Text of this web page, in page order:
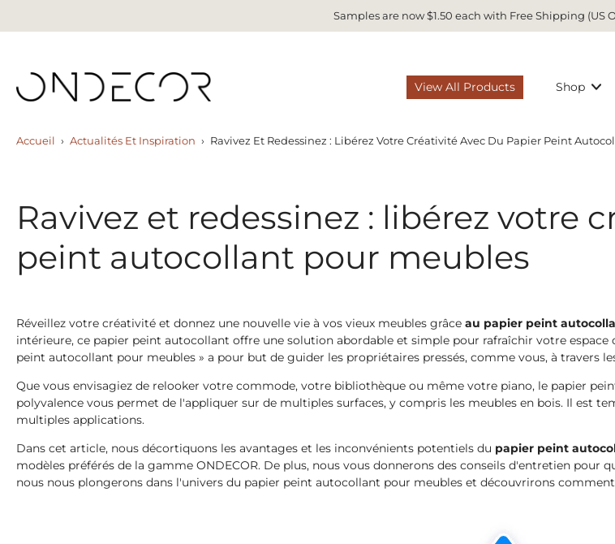
au
Samples are now $1.50 each with Free Shipping (US
View All Products Shop
Accueil › Actualités Et Inspiration › Ravivez Et Redessinez : Libérez Votre Créativité Avec Du Papier Peint
Ravivez et redessinez : libérez votre
peint autocollant pour meubles
Réveillez votre créativité et donnez une nouvelle vie à vos vieux meubles grâce au papier peint
intérieure, ce papier peint autocollant offre une solution abordable et simple pour rafraîchir votre
peint autocollant pour meubles » a pour but de guider les propriétaires pressés, comme vous, à travers
Que vous envisagiez de relooker votre commode, votre bibliothèque ou même votre piano, le papier
polyvalence vous permet de l'appliquer sur de multiples surfaces, y compris les meubles en bois. Il est
multiples applications.
Dans cet article, nous décortiquons les avantages et les inconvénients potentiels du papier peint
modèles préférés de la gamme ONDECOR. De plus, nous vous donnerons des conseils d'entretien pour
nous nous plongerons dans l'univers du papier peint autocollant pour meubles et découvrirons